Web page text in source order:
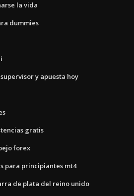
la vida
dummies
y apuesta hoy
gratis
forex
para principiantes mt4
de plata del reino unido